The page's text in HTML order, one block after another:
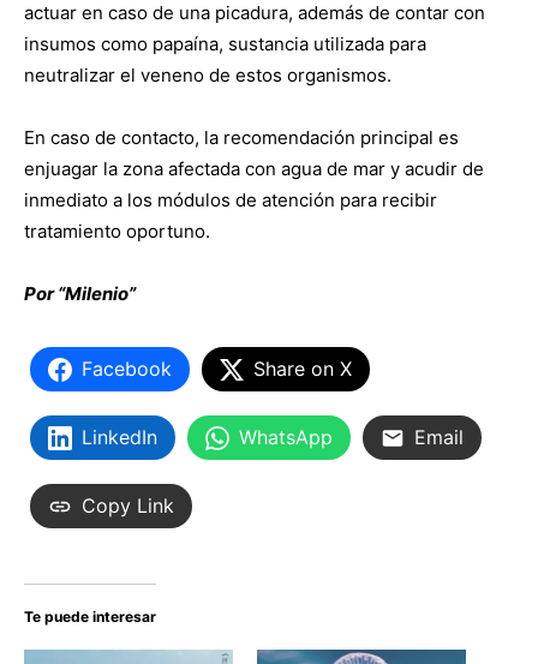
actuar en caso de una picadura, además de contar con
insumos como papaína, sustancia utilizada para
neutralizar el veneno de estos organismos.
En caso de contacto, la recomendación principal es
enjuagar la zona afectada con agua de mar y acudir de
inmediato a los módulos de atención para recibir
tratamiento oportuno.
Por “Milenio”
Facebook Share on X
LinkedIn WhatsApp Email
Copy Link
Te puede interesar